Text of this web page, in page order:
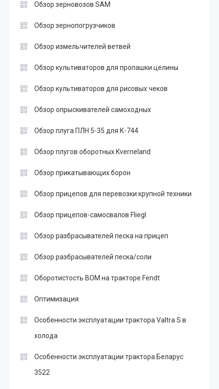
Обзор зерновозов SAM
Обзор зернопогрузчиков
Обзор измельчителей ветвей
Обзор культиваторов для пропашки целины
Обзор культиваторов для рисовых чеков
Обзор опрыскивателей самоходных
Обзор плуга ПЛН 5-35 для К-744
Обзор плугов оборотных Kverneland
Обзор прикатывающих борон
Обзор прицепов для перевозки крупной техники
Обзор прицепов-самосвалов Fliegl
Обзор разбрасывателей песка на прицеп
Обзор разбрасывателей песка/соли
Оборотистость ВОМ на тракторе Fendt
Оптимизация
Особенности эксплуатации трактора Valtra S в
холода
Особенности эксплуатации трактора Беларус
3522